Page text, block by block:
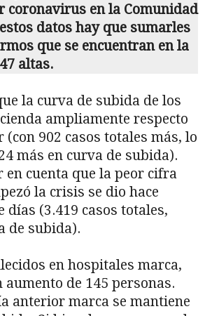
coronavirus en la Comunidad
datos hay que sumarles
que se encuentran en la
altas.
la curva de subida de los
ampliamente respecto
902 casos totales más, lo
más en curva de subida).
en cuenta que la peor cifra
la crisis se dio hace
días (3.419 casos totales,
de subida).
en hospitales marca,
aumento de 145 personas.
anterior marca se mantiene